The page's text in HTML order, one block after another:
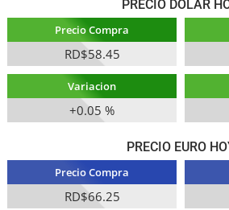
PRECIO DOLAR
Precio Compra
RD$58.45
Variacion
+0.05 %
PRECIO EURO
Precio Compra
RD$66.25